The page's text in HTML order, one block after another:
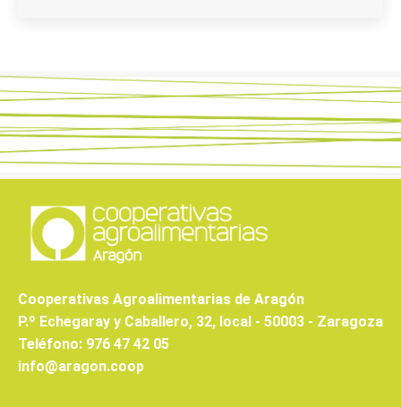
Cooperativas Agroalimentarias de Aragón
P.º Echegaray y Caballero, 32, local - 50003 - Zaragoza
Teléfono: 976 47 42 05
info@aragon.coop